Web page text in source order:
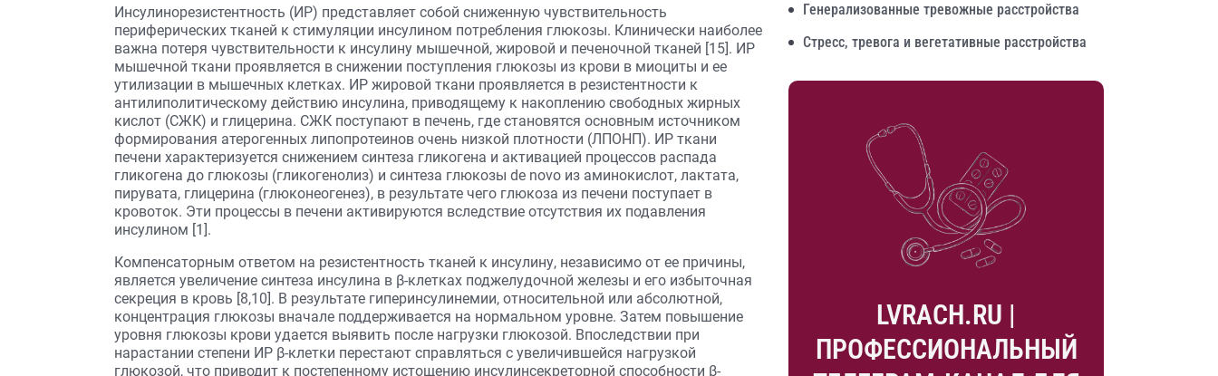
Инсулинорезистентность (ИР) представляет собой сниженную чувствительность
периферических тканей к стимуляции инсулином потребления глюкозы. Клинически наиболее
важна потеря чувствительности к инсулину мышечной, жировой и печеночной тканей [15]. ИР
мышечной ткани проявляется в снижении поступления глюкозы из крови в миоциты и ее
утилизации в мышечных клетках. ИР жировой ткани проявляется в резистентности к
антилиполитическому действию инсулина, приводящему к накоплению свободных жирных
кислот (СЖК) и глицерина. СЖК поступают в печень, где становятся основным источником
формирования атерогенных липопротеинов очень низкой плотности (ЛПОНП). ИР ткани
печени характеризуется снижением синтеза гликогена и активацией процессов распада
гликогена до глюкозы (гликогенолиз) и синтеза глюкозы de novo из аминокислот, лактата,
пирувата, глицерина (глюконеогенез), в результате чего глюкоза из печени поступает в
кровоток. Эти процессы в печени активируются вследствие отсутствия их подавления
инсулином [1].
Компенсаторным ответом на резистентность тканей к инсулину, независимо от ее причины,
является увеличение синтеза инсулина в β-клетках поджелудочной железы и его избыточная
секреция в кровь [8,10]. В результате гиперинсулинемии, относительной или абсолютной,
концентрация глюкозы вначале поддерживается на нормальном уровне. Затем повышение
уровня глюкозы крови удается выявить после нагрузки глюкозой. Впоследствии при
нарастании степени ИР β-клетки перестают справляться с увеличившейся нагрузкой
глюкозой, что приводит к постепенному истощению инсулинсекреторной способности β-
Генерализованные тревожные расстройства
Стресс, тревога и вегетативные расстройства
LVRACH.RU |
ПРОФЕССИОНАЛЬНЫЙ